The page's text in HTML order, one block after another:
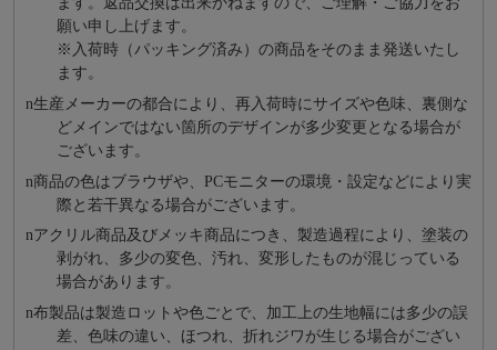
願い申し上げます。
※⼊荷時（パッキング済み）の商品をそのまま発送いたし
ます。
n⽣産メーカーの都合により、再⼊荷時にサイズや⾊味、裏側な
どメインではない箇所のデザインが多少変更となる場合が
ございます。
n商品の⾊はブラウザや、PCモニターの環境・設定などにより実
際と若⼲異なる場合がございます。
nアクリル商品及びメッキ商品につき、製造過程により、塗装の
剥がれ、多少の変色、汚れ、変形したものが混じっている
場合があります。
n布製品は製造ロットや色ごとで、加工上の生地幅には多少の誤
差、色味の違い、ほつれ、折れジワが生じる場合がござい